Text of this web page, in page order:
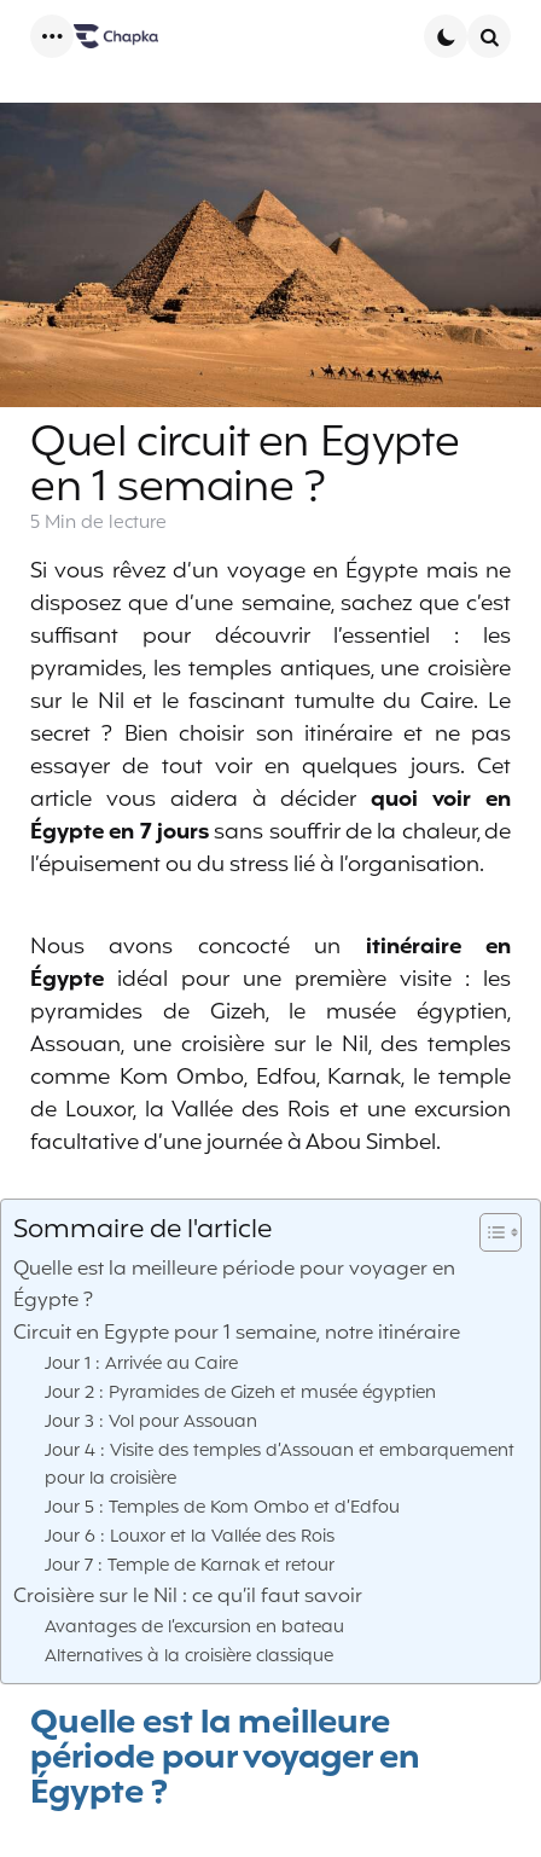
Quel circuit en Egypte
en 1 semaine ?
5 Min de lecture
Si vous rêvez d’un voyage en Égypte mais ne
disposez que d’une semaine, sachez que c’est
suffisant pour découvrir l’essentiel : les
pyramides, les temples antiques, une croisière
sur le Nil et le fascinant tumulte du Caire. Le
secret ? Bien choisir son itinéraire et ne pas
essayer de tout voir en quelques jours. Cet
article vous aidera à déciderquoi voir en
Égypte en 7 jourssans souffrir de la chaleur, de
l’épuisement ou du stress lié à l’organisation.
Nous avons concocté un itinéraire en
Égypte idéal pour une première visite : les
pyramides de Gizeh, le musée égyptien,
Assouan, une croisière sur le Nil, des temples
comme Kom Ombo, Edfou, Karnak, le temple
de Louxor, la Vallée des Rois et une excursion
facultative d’une journée à Abou Simbel.
Sommaire de l'article
Quelle est la meilleure période pour voyager en
Égypte ?
Circuit en Egypte pour 1 semaine, notre itinéraire
Jour 1 : Arrivée au Caire
Jour 2 : Pyramides de Gizeh et musée égyptien
Jour 3 : Vol pour Assouan
Jour 4 : Visite des temples d’Assouan et embarquement
pour la croisière
Jour 5 : Temples de Kom Ombo et d’Edfou
Jour 6 : Louxor et la Vallée des Rois
Jour 7 : Temple de Karnak et retour
Croisière sur le Nil : ce qu’il faut savoir
Avantages de l’excursion en bateau
Alternatives à la croisière classique
Quelle est la meilleure
période pour voyager en
Égypte ?